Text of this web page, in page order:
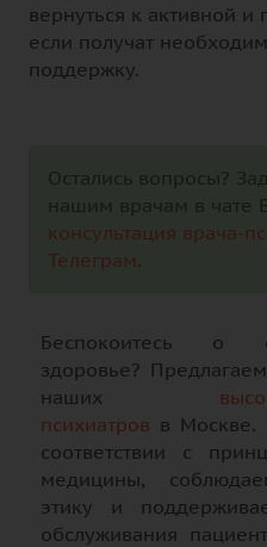
вернуться к активной
если получат
поддержку.
Остались вопросы?
нашим врачам в чате
консультация врача-
Телеграм.
Беспокоитесь о
здоровье?
наших
психиатров в Москве.
соответствии с
медицины,
этику и
обслуживания